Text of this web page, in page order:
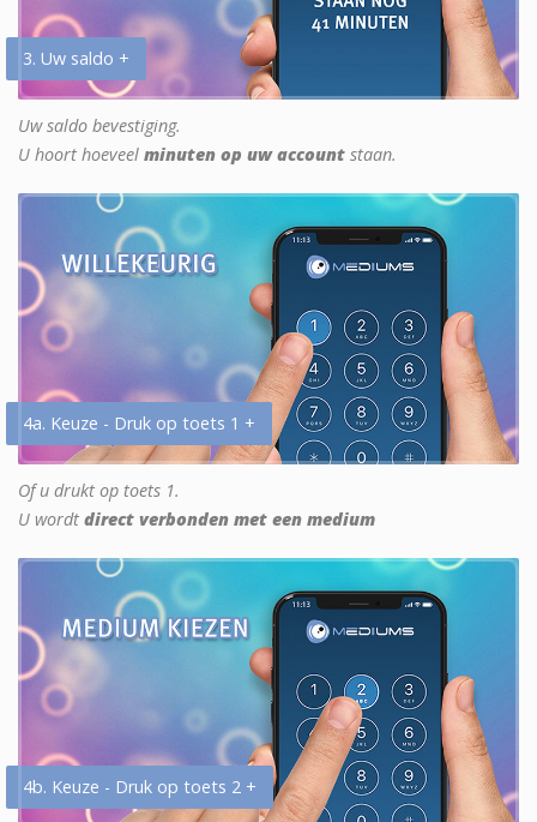
3. Uw saldo +
Uw saldo bevestiging.
U hoort hoeveel minuten op uw account staan.
4a. Keuze - Druk op toets 1 +
Of u drukt op toets 1.
U wordt direct verbonden met een medium
4b. Keuze - Druk op toets 2 +